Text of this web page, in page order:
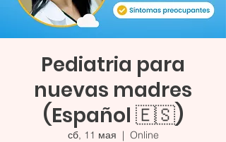
Pediatria para
nuevas madres
(Español 🇪🇸)
сб, 11 мая
  |
Online